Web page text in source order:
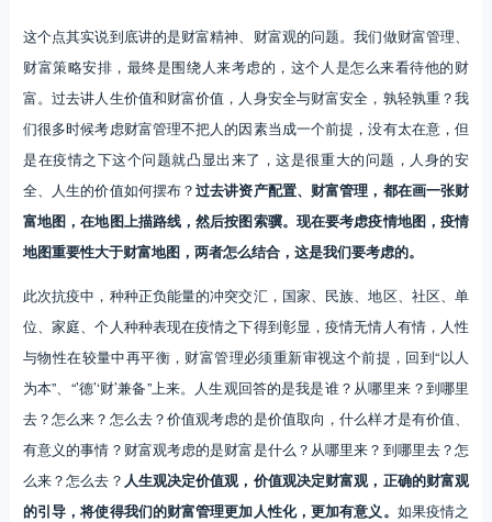
这个点其实说到底讲的是财富精神、财富观的问题。我们做财富管理、
财富策略安排，最终是围绕人来考虑的，这个人是怎么来看待他的财
富。过去讲人生价值和财富价值，人身安全与财富安全，孰轻孰重？我
们很多时候考虑财富管理不把人的因素当成一个前提，没有太在意，但
是在疫情之下这个问题就凸显出来了，这是很重大的问题，人身的安
全、人生的价值如何摆布？过去讲资产配置、财富管理，都在画一张财
富地图，在地图上描路线，然后按图索骥。现在要考虑疫情地图，疫情
地图重要性大于财富地图，两者怎么结合，这是我们要考虑的。
此次抗疫中，种种正负能量的冲突交汇，国家、民族、地区、社区、单
位、家庭、个人种种表现在疫情之下得到彰显，疫情无情人有情，人性
与物性在较量中再平衡，财富管理必须重新审视这个前提，回到“以人
为本”、“’德’‘财’兼备”上来。人生观回答的是我是谁？从哪里来？到哪里
去？怎么来？怎么去？价值观考虑的是价值取向，什么样才是有价值、
有意义的事情？财富观考虑的是财富是什么？从哪里来？到哪里去？怎
么来？怎么去？ 人生观决定价值观，价值观决定财富观，正确的财富观
的引导，将使得我们的财富管理更加人性化，更加有意义。 如果疫情之